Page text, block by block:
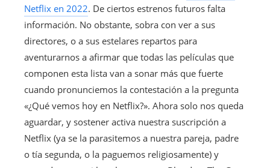
Netflix en 2022. De ciertos estrenos futuros falta
información. No obstante, sobra con ver a sus
directores, o a sus estelares repartos para
aventurarnos a afirmar que todas las películas que
componen esta lista van a sonar más que fuerte
cuando pronunciemos la contestación a la pregunta
«¿Qué vemos hoy en Netflix?». Ahora solo nos queda
aguardar, y sostener activa nuestra suscripción a
Netflix (ya se la parasitemos a nuestra pareja, padre
o tía segunda, o la paguemos religiosamente) y